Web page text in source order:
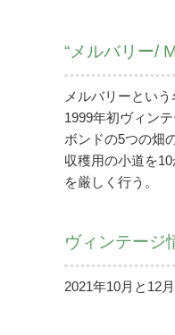
“メルバリー/
メルバリーとい
1999年初ヴィンテ
ボンドの5つの畑
収穫用の小道を
を厳しく行う。
ヴィンテージ
2021年10月と12